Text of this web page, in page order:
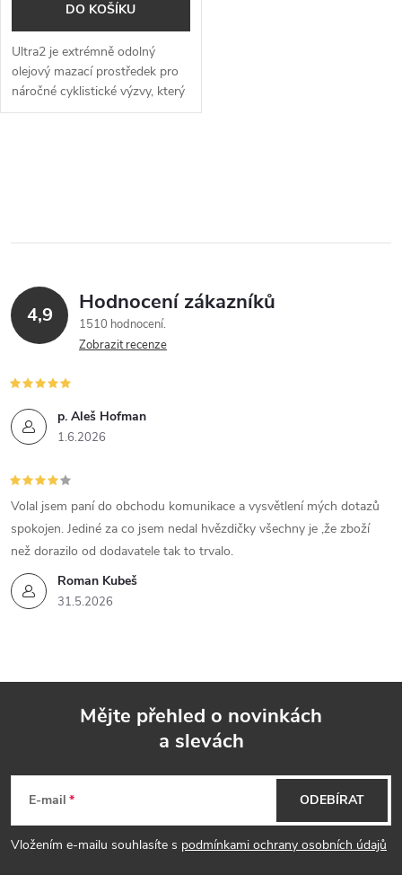
DO KOŠÍKU
Ultra2 je extrémně odolný
olejový mazací prostředek pro
náročné cyklistické výzvy, který
zajišťuje hladký chod řetězu i v
l
d
a
c
í
p
r
v
k
y
s
4,9 Hodnocení zákazníků
1510 hodnocení
Zobrazit recenze
p. Aleš Hofman
1.6.2026
Roman Kubeš
31.5.2026
Volal jsem paní do obchodu komunikace a vysvětlení mých dotazů
spokojen. Jediné za co jsem nedal hvězdičky všechny je ,že zboží
než dorazilo od dodavatele tak to trvalo.
p
Mějte přehled o novinkách
a slevách
E-mail
Vložením e-mailu souhlasíte s podmínkami ochrany osobních údajů
ODEBÍRAT